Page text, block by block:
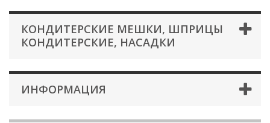
КОНДИТЕРСКИЕ МЕШКИ, ШПРИЦЫ
КОНДИТЕРСКИЕ, НАСАДКИ
ИНФОРМАЦИЯ